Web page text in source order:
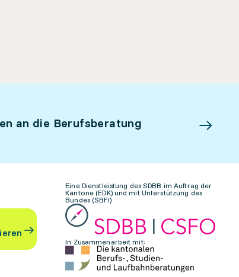
an die Berufsberatung
Eine Dienstleistung des SDBB im Auftrag der
Kantone (EDK) und mit Unterstützung des
Bundes (SBFI)
In Zusammenarbeit mit: